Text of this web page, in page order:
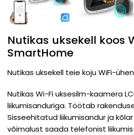
Nutikas uksekell koos
SmartHome
Nutikas uksekell teie koju WiFi-
Nutikas Wi-Fi uksesilm-kaamera
liikumisanduriga. Töötab
Sisseehitatud liikumisandur ja
võimalust saada telefonist